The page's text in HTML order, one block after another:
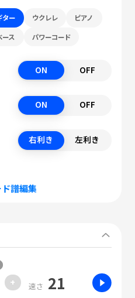
ター ウクレレ ピアノ
ース パワーコード
ON OFF
ON OFF
右利き 左利き
ド譜編集
+ 速さ 21